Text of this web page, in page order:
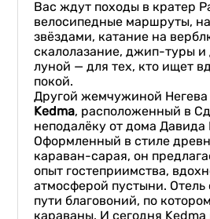
Вас ждут походы в кратер
велосипедные маршруты,
звёздами, катание на
скалолазание, джип-туры
луной — для тех, кто ищет
покой.
Другой жемчужиной Негева
Kedma, расположенный в
неподалёку от дома
Оформленный в стиле
караван-сарая, он
опыт гостеприимства,
атмосферой пустыни. Отель
пути благовоний, по
караваны. И сегодня